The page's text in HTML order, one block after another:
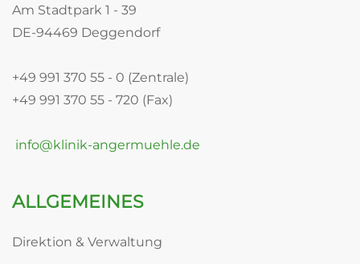
Am Stadtpark 1 - 39
DE-94469 Deggendorf
+49 991 370 55 - 0 (Zentrale)
+49 991 370 55 - 720 (Fax)
info@klinik-angermuehle.de
ALLGEMEINES
Direktion & Verwaltung